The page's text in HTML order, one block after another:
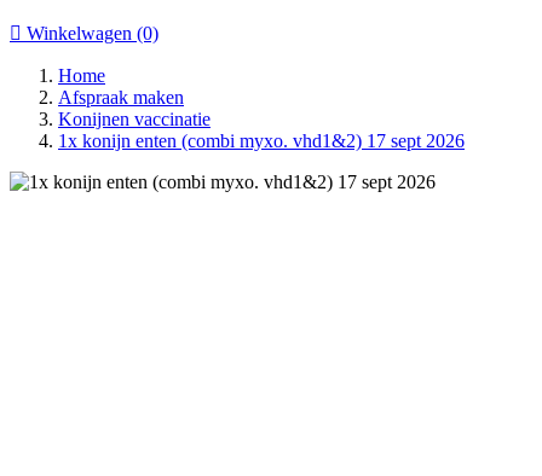
 Winkelwagen (0)
Home
Afspraak maken
Konijnen vaccinatie
1x konijn enten (combi myxo. vhd1&2) 17 sept 2026